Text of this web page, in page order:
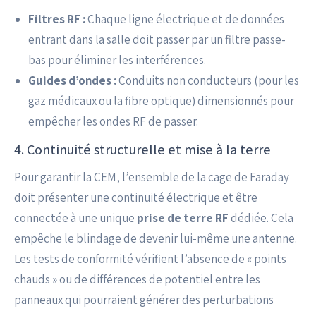
Filtres RF :Chaque ligne électrique et de données
entrant dans la salle doit passer par un filtre passe-
bas pour éliminer les interférences.
Guides d’ondes :Conduits non conducteurs (pour les
gaz médicaux ou la fibre optique) dimensionnés pour
empêcher les ondes RF de passer.
4. Continuité structurelle et mise à la terre
Pour garantir la CEM, l’ensemble de la cage de Faraday
doit présenter une continuité électrique et être
connectée à une unique prise de terre RFdédiée. Cela
empêche le blindage de devenir lui-même une antenne.
Les tests de conformité vérifient l’absence de « points
chauds » ou de différences de potentiel entre les
panneaux qui pourraient générer des perturbations